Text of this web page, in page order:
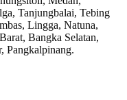
Tanjungbalai, Tebing
Lingga, Natuna,
Bangka Selatan,
Pangkalpinang.